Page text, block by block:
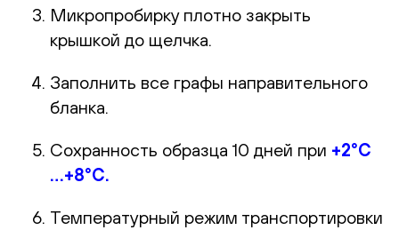
Микропробирку плотно закрыть
крышкой до щелчка.
Заполнить все графы направительного
бланка.
Сохранность образца 10 дней при +2°С
…+8°С.
Температурный режим транспортировки